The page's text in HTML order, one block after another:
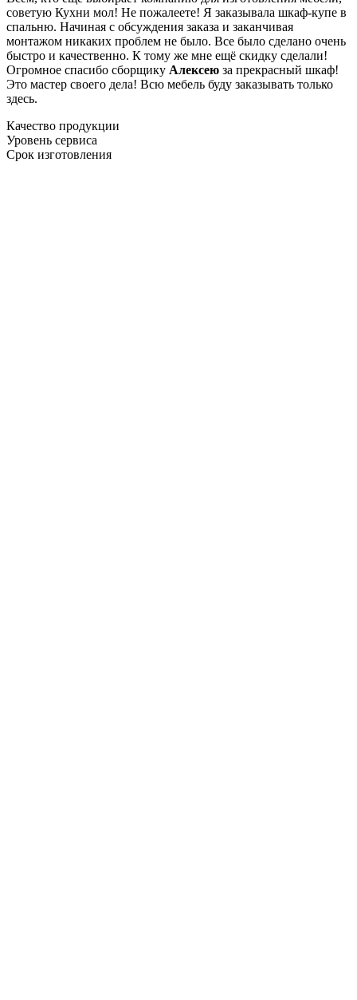
советую Кухни мол! Не пожалеете! Я заказывала шкаф-купе в
спальню. Начиная с обсуждения заказа и заканчивая
монтажом никаких проблем не было. Все было сделано очень
быстро и качественно. К тому же мне ещё скидку сделали!
Огромное спасибо сборщику Алексею за прекрасный шкаф!
Это мастер своего дела! Всю мебель буду заказывать только
здесь.
Качество продукции
Уровень сервиса
Срок изготовления